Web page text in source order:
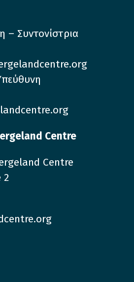
Συντονίστρια
Centre
Centre
2